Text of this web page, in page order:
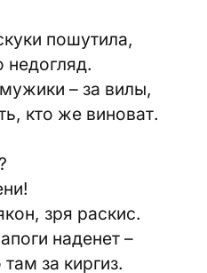
пошутила,
недогляд.
– за вилы,
кто же виноват.
зря раскис.
наденет –
за киргиз.